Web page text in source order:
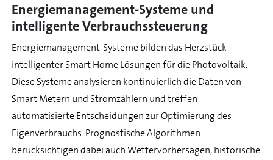
Energiemanagement-Systeme und
intelligente Verbrauchssteuerung
Energiemanagement-Systeme bilden das Herzstück
intelligenter Smart Home Lösungen für die Photovoltaik.
Diese Systeme analysieren kontinuierlich die Daten von
Smart Metern und Stromzählern und treffen
automatisierte Entscheidungen zur Optimierung des
Eigenverbrauchs. Prognostische Algorithmen
berücksichtigen dabei auch Wettervorhersagen, historische